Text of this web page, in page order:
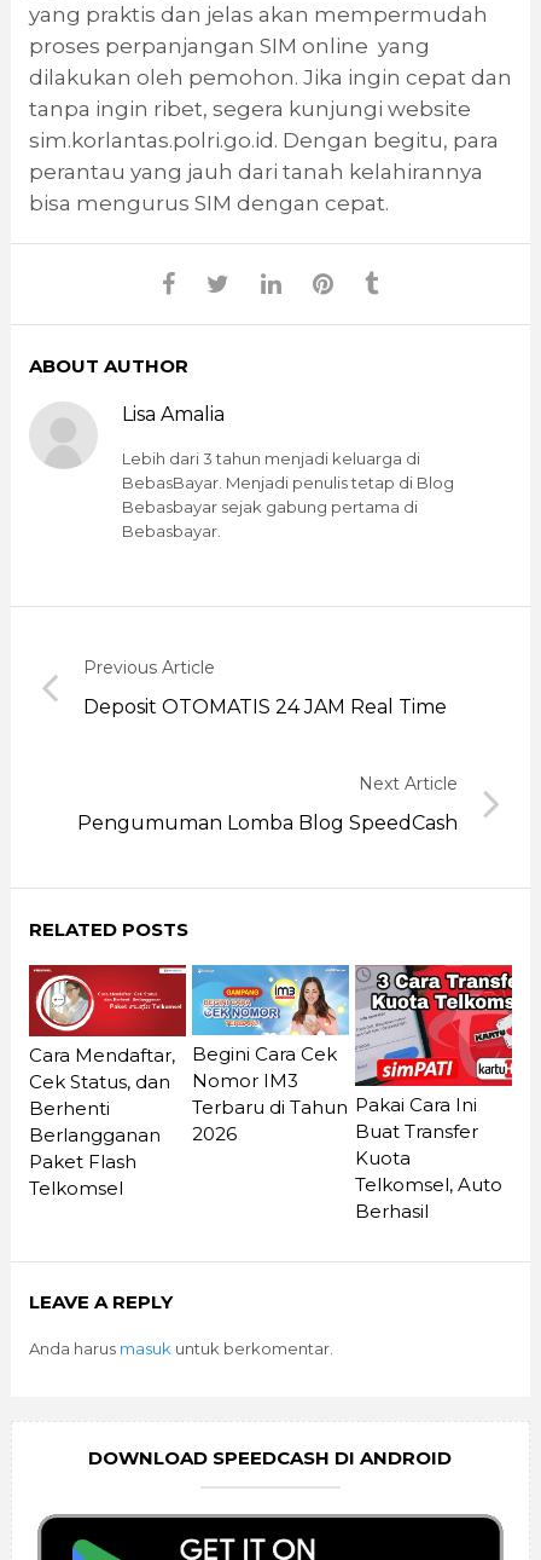
yang praktis dan jelas akan mempermudah
proses perpanjangan SIM online yang
dilakukan oleh pemohon. Jika ingin cepat dan
tanpa ingin ribet, segera kunjungi website
sim.korlantas.polri.go.id. Dengan begitu, para
perantau yang jauh dari tanah kelahirannya
bisa mengurus SIM dengan cepat.
ABOUT AUTHOR
Lisa Amalia
Lebih dari 3 tahun menjadi keluarga di
BebasBayar. Menjadi penulis tetap di Blog
Bebasbayar sejak gabung pertama di
Bebasbayar.
Previous Article
Deposit OTOMATIS 24 JAM Real Time
Next Article
Pengumuman Lomba Blog SpeedCash
RELATED POSTS
Cara Mendaftar,
Cek Status, dan
Berhenti
Berlangganan
Paket Flash
Telkomsel
Begini Cara Cek
Nomor IM3
Terbaru di Tahun
2026
Pakai Cara Ini
Buat Transfer
Kuota
Telkomsel, Auto
Berhasil
LEAVE A REPLY
Anda harus masuk untuk berkomentar.
DOWNLOAD SPEEDCASH DI ANDROID